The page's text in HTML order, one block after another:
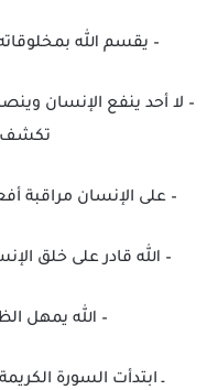
– يقسم الله
– لا أحد ينفع الإنسان
تكشف
– على الإنسان مراقبة
– الله قادر على خلق
– الله يمهل
ـ ابتدأت السورة